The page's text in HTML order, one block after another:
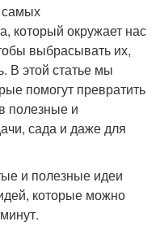
самых
который окружает нас
выбрасывать их,
В этой статье мы
помогут превратить
полезные и
сада и даже для
и полезные идеи
которые можно